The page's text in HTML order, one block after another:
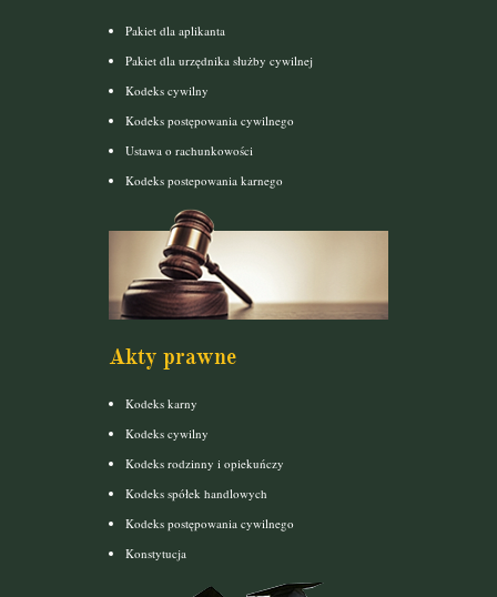
Pakiet dla aplikanta
Pakiet dla urzędnika służby cywilnej
Kodeks cywilny
Kodeks postępowania cywilnego
Ustawa o rachunkowości
Kodeks postepowania karnego
Akty prawne
Kodeks karny
Kodeks cywilny
Kodeks rodzinny i opiekuńczy
Kodeks spółek handlowych
Kodeks postępowania cywilnego
Konstytucja